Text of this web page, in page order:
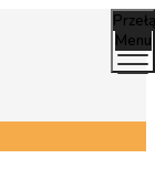
Menu